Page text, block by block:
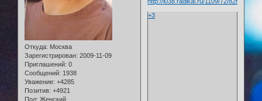
Откуда: Москва
Зарегистрирован: 2009-11-09
Приглашений: 0
Сообщений: 1938
Уважение: +4285
Позитив: +4921
Пол: Женский
+3